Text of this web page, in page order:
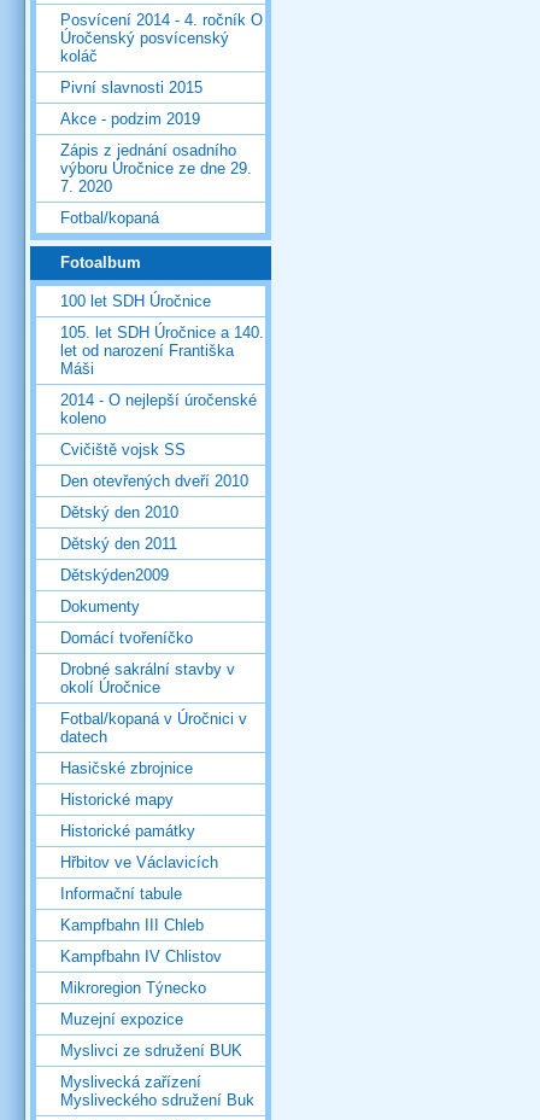
Posvícení 2014 - 4. ročník O
Úročenský posvícenský
koláč
Pivní slavnosti 2015
Akce - podzim 2019
Zápis z jednání osadního
výboru Úročnice ze dne 29.
7. 2020
Fotbal/kopaná
Fotoalbum
100 let SDH Úročnice
105. let SDH Úročnice a 140.
let od narození Františka
Máši
2014 - O nejlepší úročenské
koleno
Cvičiště vojsk SS
Den otevřených dveří 2010
Dětský den 2010
Dětský den 2011
Dětskýden2009
Dokumenty
Domácí tvořeníčko
Drobné sakrální stavby v
okolí Úročnice
Fotbal/kopaná v Úročnici v
datech
Hasičské zbrojnice
Historické mapy
Historické památky
Hřbitov ve Václavicích
Informační tabule
Kampfbahn III Chleb
Kampfbahn IV Chlistov
Mikroregion Týnecko
Muzejní expozice
Myslivci ze sdružení BUK
Myslivecká zařízení
Mysliveckého sdružení Buk